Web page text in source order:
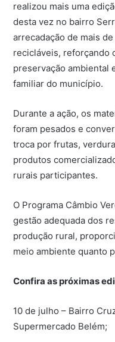
realizou mais uma
desta vez no bairro
arrecadação de mais
recicláveis, reforçando
preservação ambiental
familiar do município.
Durante a ação, os
foram pesados e
troca por frutas,
produtos
rurais participantes.
O Programa Câmbio
gestão adequada dos
produção rural,
meio ambiente quanto
Confira as próximas
10 de julho – Bairro
Supermercado Belém;